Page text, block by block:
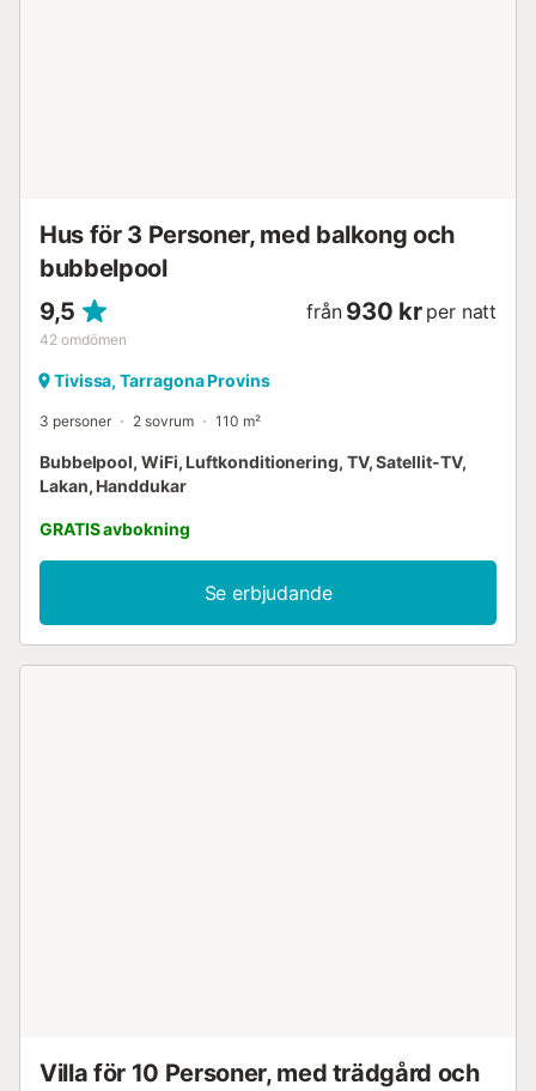
Hus för 3 Personer, med balkong och
bubbelpool
9,5
42 omdömen
från 930 kr per natt
Tivissa, Tarragona Provins
3 personer 2 sovrum 110 m²
Bubbelpool, WiFi, Luftkonditionering, TV, Satellit-TV,
Lakan, Handdukar
GRATIS avbokning
Se erbjudande
Villa för 10 Personer, med trädgård och